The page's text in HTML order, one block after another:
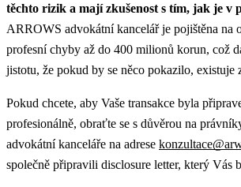
těchto rizik a mají zkušenost s tím, jak je v
ARROWS advokátní kancelář je pojištěna na
profesní chyby až do 400 milionů korun, což
jistotu, že pokud by se něco pokazilo, existuje
Pokud chcete, aby Vaše transakce byla
profesionálně, obraťte se s důvěrou na
advokátní kanceláře na adrese
společně připravili disclosure letter, který Vás